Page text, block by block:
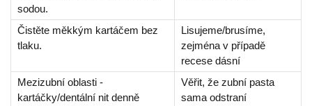
sodou.
Čistěte měkkým kartáčem bez
tlaku.
Lisujeme/brusíme,
zejména v případě
recese dásní
Mezizubní oblasti -
kartáčky/dentální nit denně
Věřit, že zubní pasta
sama odstraní